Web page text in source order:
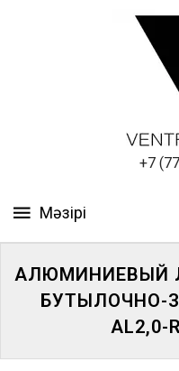
+7
ПАНЕЛИ
АЛЮМИНИЕВЫЙ
БУТЫЛОЧНО-
AL2,0-